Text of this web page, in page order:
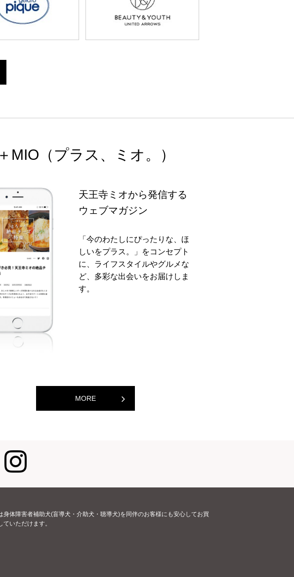
＋MIO （プラス、ミオ。）
天王寺ミオから発信する
ウェブマガジン
「今のわたしにぴったりな、ほ
しいをプラス。」をコンセプト
に、ライフスタイルやグルメな
ど、多彩な出会いをお届けしま
す。
MORE
身体障害者補助犬(盲導犬・介助犬・聴導犬)を同伴のお客様にも安心してお買
いただけます。